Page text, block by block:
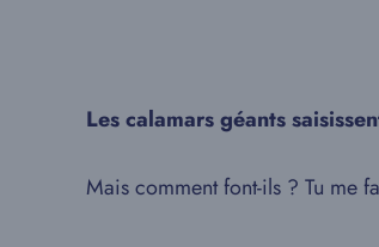
Les calamars géants
Mais comment font-ils ? Tu me